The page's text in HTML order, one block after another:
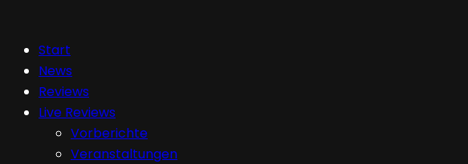
Start
News
Reviews
Live Reviews
Vorberichte
Veranstaltungen